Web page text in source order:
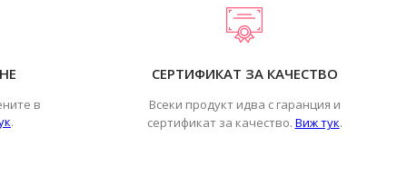
в
.
СЕРТИФИКАТ ЗА КАЧЕСТВО
Всеки продукт идва с гаранция и
сертификат за качество. Виж тук.